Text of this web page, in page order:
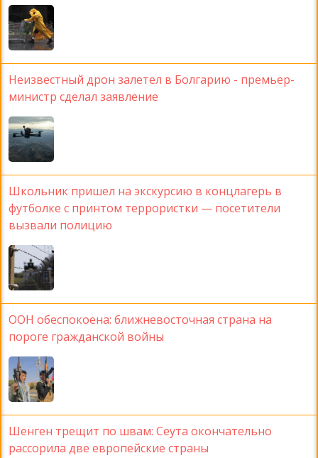
Неизвестный дрон залетел в Болгарию - премьер-
министр сделал заявление
Школьник пришел на экскурсию в концлагерь в
футболке с принтом террористки — посетители
вызвали полицию
ООН обеспокоена: ближневосточная страна на
пороге гражданской войны
Шенген трещит по швам: Сеута окончательно
рассорила две европейские страны